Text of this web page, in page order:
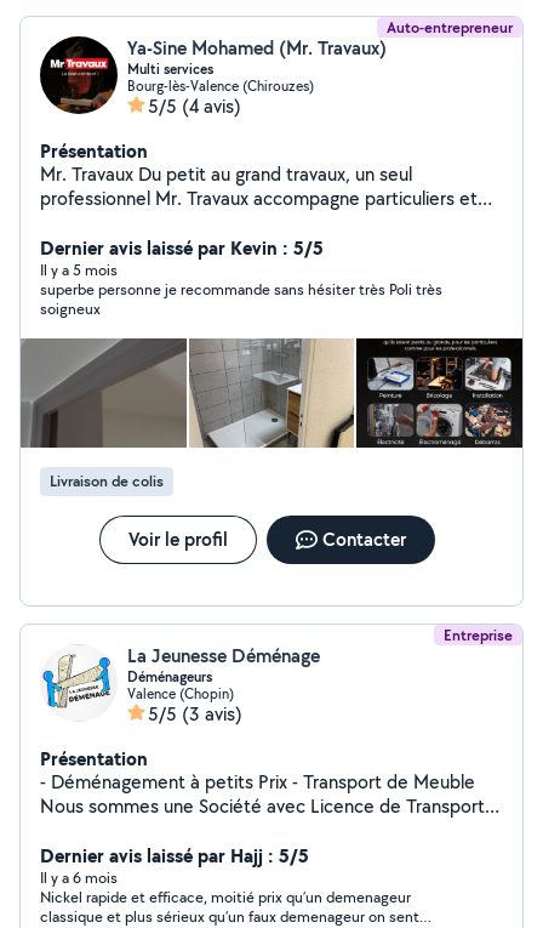
Auto-entrepreneur
Ya-Sine Mohamed (Mr. Travaux)
Multi services
Bourg-lès-Valence (Chirouzes)
5/5 (4 avis)
Présentation
Mr. Travaux Du petit au grand travaux, un seul
professionnel Mr. Travaux accompagne particuliers et
simple au plus important. Chaque demande est prise au
sérieux, qu'il s'agisse d'un petit bricolage ou d'un projet
plus conséquent. Prestations proposées : Bricolage et
petits dépannages Montage de meubles Peinture
intérieure Installation de cuisine Nettoyage de vitres
Entretien et nettoyage extérieur Débarras (cave,
garage, grenier) Amélioration et entretien de l'habitat
Auto-entreprise déclarée, Mr. Travaux garantit un travail
propre, soigné et adapté aux besoins de chaque client,
avec des tarifs honnêtes et sans surprise. Du petit au
grand travaux Intervention rapide Devis clair Travail
sérieux et de qualité Avec Mr. Travaux, les projets
avancent en toute confiance, simplement et
efficacement.
Dernier avis laissé par Kevin : 5/5
Il y a 5 mois
superbe personne je recommande sans hésiter très Poli très
soigneux
Livraison de colis
Voir le profil Contacter
Entreprise
La Jeunesse Déménage
Déménageurs
Valence (Chopin)
5/5 (3 avis)
Présentation
- Déménagement à petits Prix - Transport de Meuble
Nous sommes une Société avec Licence de Transport
Dernier avis laissé par Hajj : 5/5
Il y a 6 mois
Nickel rapide et efficace, moitié prix qu’un demenageur
classique et plus sérieux qu’un faux demenageur on sent